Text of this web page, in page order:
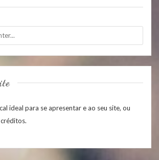
ideal para se apresentar e ao seu site, ou